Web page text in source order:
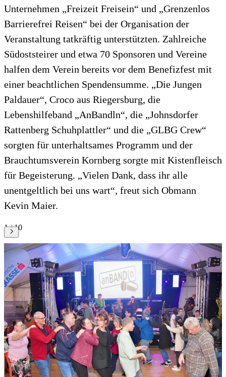
Unternehmen „Freizeit Freisein“ und „Grenzenlos
Barrierefrei Reisen“ bei der Organisation der
Veranstaltung tatkräftig unterstützten. Zahlreiche
Südoststeirer und etwa 70 Sponsoren und Vereine
halfen dem Verein bereits vor dem Benefizfest mit
einer beachtlichen Spendensumme. „Die Jungen
Paldauer“, Croco aus Riegersburg, die
Lebenshilfeband „AnBandln“, die „Johnsdorfer
Rattenberg Schuhplattler“ und die „GLBG Crew“
sorgten für unterhaltsames Programm und der
Brauchtumsverein Kornberg sorgte mit Kistenfleisch
für Begeisterung. „Vielen Dank, dass ihr alle
unentgeltlich bei uns wart“, freut sich Obmann
Kevin Maier.
1 / 10